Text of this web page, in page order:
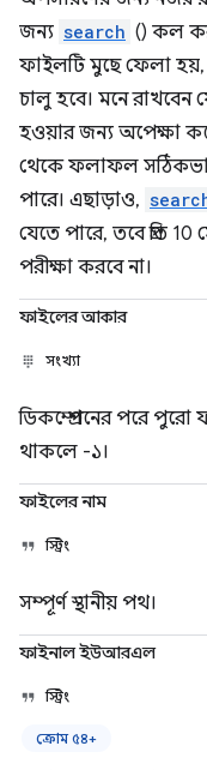
জন্য search () কল
ফাইলটি মুছে ফেলা
চালু হবে। মনে রাখবেন
হওয়ার জন্য অপেক্ষা
থেকে ফলাফল
পারে। এছাড়াও,
যেতে পারে, তবে প্রতি
পরীক্ষা করবে না।
ফাইলের আকার
সংখ্যা
ডিকম্প্রেশনের পরে
থাকলে -১।
ফাইলের নাম
স্ট্রিং
সম্পূর্ণ স্থানীয় পথ।
ফাইনাল ইউআরএল
স্ট্রিং
ক্রোম ৫৪+